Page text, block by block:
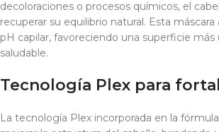
decoloraciones o procesos químicos, el
recuperar su equilibrio natural. Esta máscara
pH capilar, favoreciendo una superficie
saludable.
Tecnología Plex para
La tecnología Plex incorporada en la